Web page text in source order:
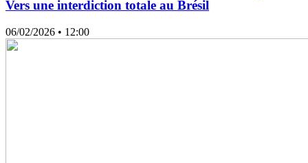
Vers une interdiction totale au Brésil
06/02/2026 • 12:00